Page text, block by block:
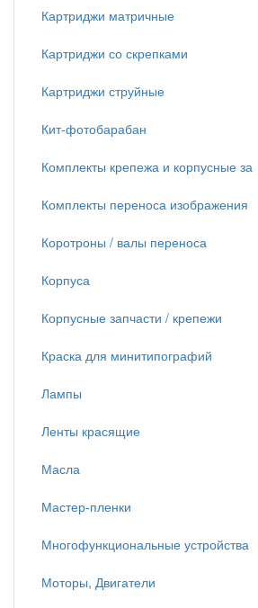
Картриджи матричные
Картриджи со скрепками
Картриджи струйные
Кит-фотобарабан
Комплекты крепежа и корпусные за
Комплекты переноса изображения
Коротроны / валы переноса
Корпуса
Корпусные запчасти / крепежи
Краска для минитипографий
Лампы
Ленты красящие
Масла
Мастер-пленки
Многофункциональные устройства
Моторы, Двигатели